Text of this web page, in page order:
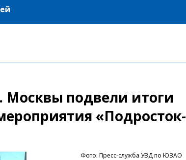
Москвы подвели итоги
«Подросток-
Фото: Пресс-служба УВД по ЮЗАО